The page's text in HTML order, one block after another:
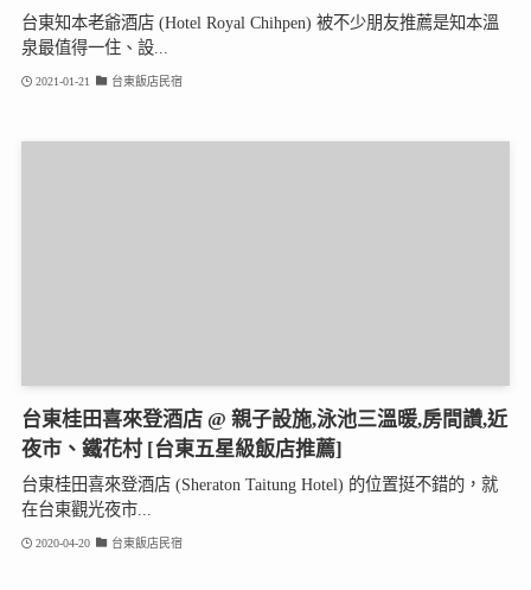
台東知本老爺酒店 (Hotel Royal Chihpen) 被不少朋友推薦是知本溫
泉最值得一住、設...
2021-01-21 台東飯店民宿
台東桂田喜來登酒店 @ 親子設施,泳池三溫暖,房間讚,近
夜市、鐵花村 [台東五星級飯店推薦]
台東桂田喜來登酒店 (Sheraton Taitung Hotel) 的位置挺不錯的，就
在台東觀光夜市...
2020-04-20 台東飯店民宿